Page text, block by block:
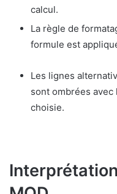
calcul.
La règle de
formule est
Les lignes
sont ombrées
choisie.